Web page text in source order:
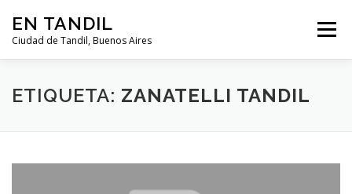
EN TANDIL
Ciudad de Tandil, Buenos Aires
Menú
INFORMACIÓN HISTORIA GUIAS
ETIQUETA: ZANATELLI TANDIL